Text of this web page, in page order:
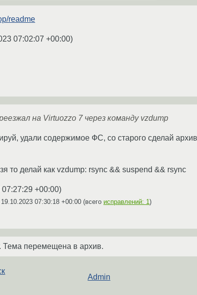
readme
07:02:07 +00:00)
на Virtuozzo 7 через команду vzdump
удали содержимое ФС, со старого сделай
то делай как vzdump: rsync && suspend && rsync
+00:00)
19.10.2023 07:30:18 +00:00 (всего исправлений: 1 )
Тема перемещена в архив.
Admin